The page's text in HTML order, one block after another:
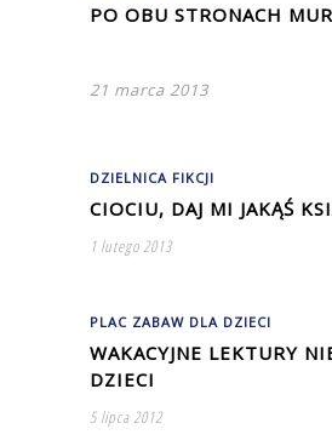
PO OBU STRONACH
21 marca 2013
DZIELNICA FIKCJI
CIOCIU, DAJ MI JAKĄŚ
1 lutego 2013
PLAC ZABAW DLA DZIECI
WAKACYJNE LEKTURY
DZIECI
5 lipca 2012